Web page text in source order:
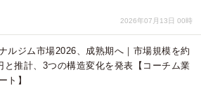
2026年07月13日 00時
ルジム市場2026、成熟期へ｜市場規模を約
と推計、3つの構造変化を発表【コーチム業
ト】